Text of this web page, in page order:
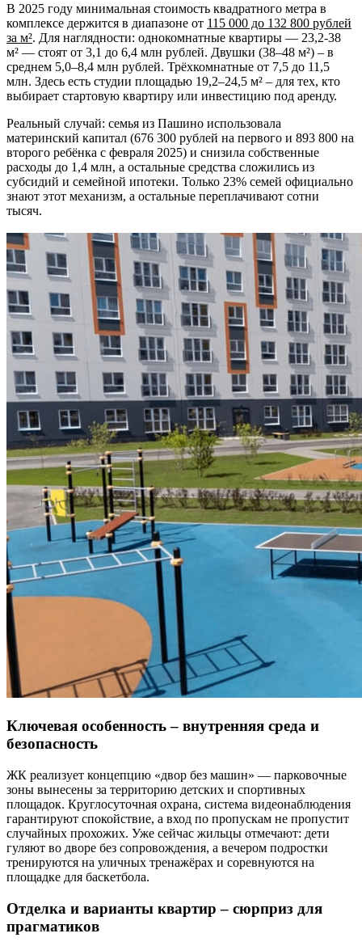
В 2025 году минимальная стоимость квадратного метра в
комплексе держится в диапазоне от 115 000 до 132 800 рублей
за м². Для наглядности: однокомнатные квартиры — 23,2-38
м² — стоят от 3,1 до 6,4 млн рублей. Двушки (38–48 м²) – в
среднем 5,0–8,4 млн рублей. Трёхкомнатные от 7,5 до 11,5
млн. Здесь есть студии площадью 19,2–24,5 м² – для тех, кто
выбирает стартовую квартиру или инвестицию под аренду.
Реальный случай: семья из Пашино использовала
материнский капитал (676 300 рублей на первого и 893 800 на
второго ребёнка с февраля 2025) и снизила собственные
расходы до 1,4 млн, а остальные средства сложились из
субсидий и семейной ипотеки. Только 23% семей официально
знают этот механизм, а остальные переплачивают сотни
тысяч.
Ключевая особенность – внутренняя среда и
безопасность
ЖК реализует концепцию «двор без машин» — парковочные
зоны вынесены за территорию детских и спортивных
площадок. Круглосуточная охрана, система видеонаблюдения
гарантируют спокойствие, а вход по пропускам не пропустит
случайных прохожих. Уже сейчас жильцы отмечают: дети
гуляют во дворе без сопровождения, а вечером подростки
тренируются на уличных тренажёрах и соревнуются на
площадке для баскетбола.
Отделка и варианты квартир – сюрприз для
прагматиков